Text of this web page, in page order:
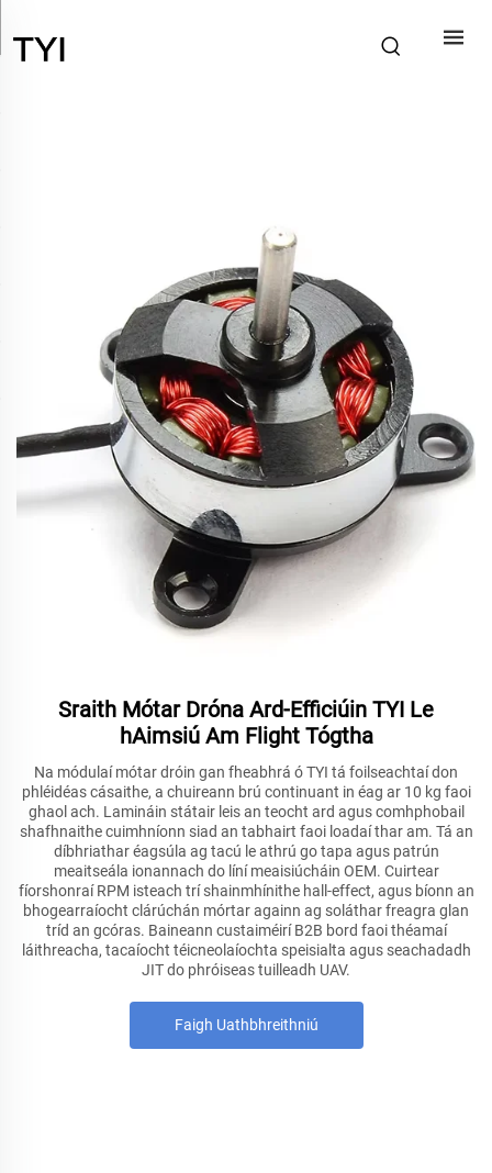
Sraith Mótar Dróna Ard-Efficiúin TYI Le
hAimsiú Am Flight Tógtha
Na módulaí mótar dróin gan fheabhrá ó TYI tá foilseachtaí don
phléidéas cásaithe, a chuireann brú continuant in éag ar 10 kg faoi
ghaol ach. Lamináin státair leis an teocht ard agus comhphobail
shafhnaithe cuimhníonn siad an tabhairt faoi loadaí thar am. Tá an
díbhriathar éagsúla ag tacú le athrú go tapa agus patrún
meaitseála ionannach do líní meaisiúcháin OEM. Cuirtear
fíorshonraí RPM isteach trí shainmhínithe hall-effect, agus bíonn an
bhogearraíocht clárúchán mórtar againn ag soláthar freagra glan
tríd an gcóras. Baineann custaiméirí B2B bord faoi théamaí
láithreacha, tacaíocht téicneolaíochta speisialta agus seachadadh
JIT do phróiseas tuilleadh UAV.
Faigh Uathbhreithniú